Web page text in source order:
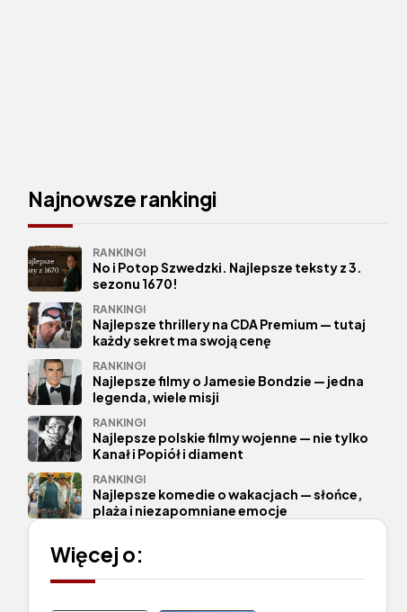
Najnowsze rankingi
RANKINGI
No i Potop Szwedzki. Najlepsze teksty z 3.
sezonu 1670!
RANKINGI
Najlepsze thrillery na CDA Premium — tutaj
każdy sekret ma swoją cenę
RANKINGI
Najlepsze filmy o Jamesie Bondzie — jedna
legenda, wiele misji
RANKINGI
Najlepsze polskie filmy wojenne — nie tylko
Kanał i Popiół i diament
RANKINGI
Najlepsze komedie o wakacjach — słońce,
plaża i niezapomniane emocje
Więcej o: